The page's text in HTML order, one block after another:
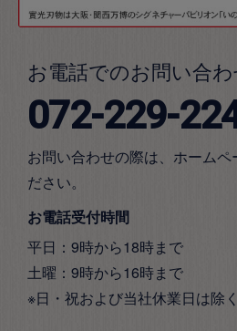
お電話でのお問い合わ
072-229-
お問い合わせの際は、ホームペ
ださい。
お電話受付時間
平日：9時から18時まで
土曜：9時から16時まで
※日・祝および当社休業日は除く